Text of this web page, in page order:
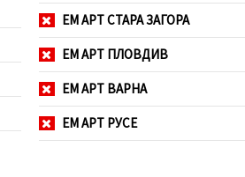
ЕМ АРТ СТАРА ЗАГОРА
ЕМ АРТ ПЛОВДИВ
ЕМ АРТ ВАРНА
ЕМ АРТ РУСЕ